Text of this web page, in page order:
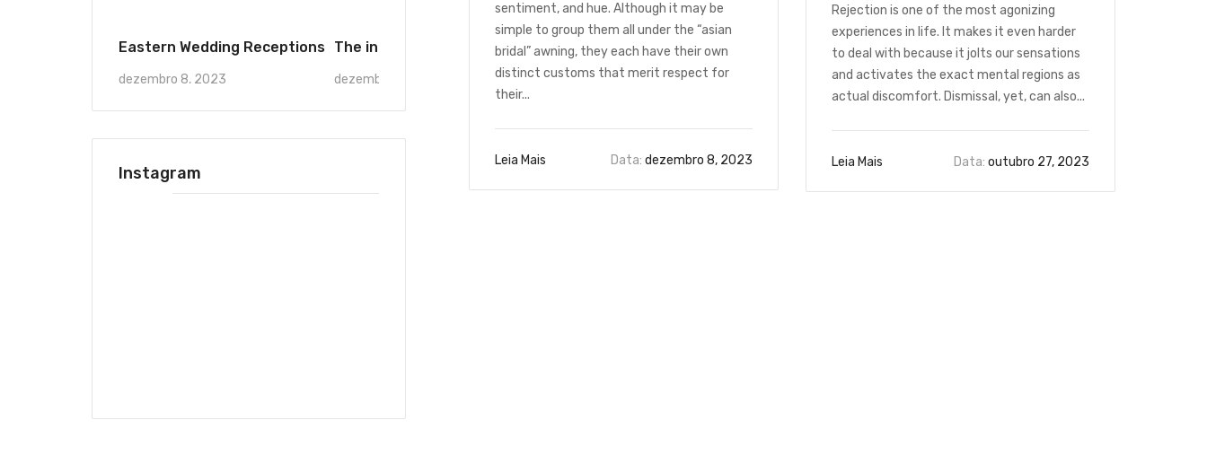
sentiment, and hue. Although it may be
simple to group them all under the “asian
bridal” awning, they each have their own
distinct customs that merit respect for
their...
Leia Mais Data: dezembro 8, 2023
Rejection is one of the most agonizing
experiences in life. It makes it even harder
to deal with because it jolts our sensations
and activates the exact mental regions as
actual discomfort. Dismissal, yet, can also...
Leia Mais Data: outubro 27, 2023
Eastern Wedding Receptions
dezembro 8, 2023
The introduction of Young Internet marketers
dezembro 4, 2023
The right way to Design a Board Area
dezembro 4, 2023
Instagram